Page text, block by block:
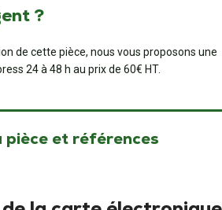
?
de cette pièce, nous vous proposons une
24 à 48 h au prix de 60€ HT.
pièce et références